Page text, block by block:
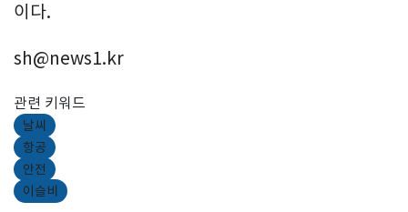
이다.
sh@news1.kr
관련 키워드
날씨
항공
안전
이슬비